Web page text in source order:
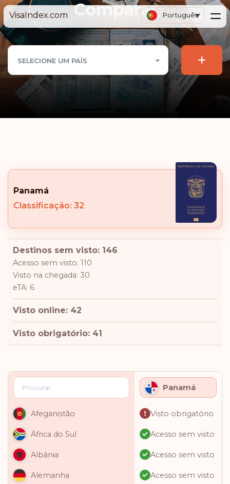
VisaIndex.com Português
Comparar
SELECIONE UM PAÍS +
Panamá
Classificação: 32
Destinos sem visto: 146
Acesso sem visto: 110
Visto na chegada: 30
eTA: 6
Visto online: 42
Visto obrigatório: 41
Panamá
Afeganistão Visto obrigatório
África do Sul Acesso sem visto
Albânia Acesso sem visto
Alemanha Acesso sem visto